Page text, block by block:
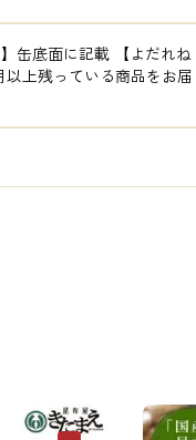
缶底面に記載 【よだれね
上残っている商品をお届